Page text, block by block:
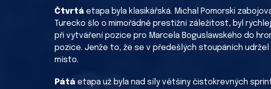
Čtvrtá etapa byla klasikářská. Michal Pomorski
Turecko šlo o mimořádně prestižní záležitost, byl
při vytváření pozice pro Marcela Boguslawského do
pozice. Jenže to, že se v předešlých stoupáních udržel
místo.
Pátá etapa už byla nad síly většiny čistokrevných